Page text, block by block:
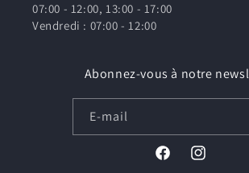
07:00 - 12:00, 13:00 - 17:00
Vendredi : 07:00 - 12:00
Abonnez-vous à notre
E-mail
FacebookInstagram